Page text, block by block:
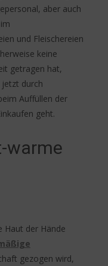
aber auch
und Fleischereien
keine
getragen hat,
durch
Auffüllen der
geht.
warme
Haut der Hände
gezogen wird,